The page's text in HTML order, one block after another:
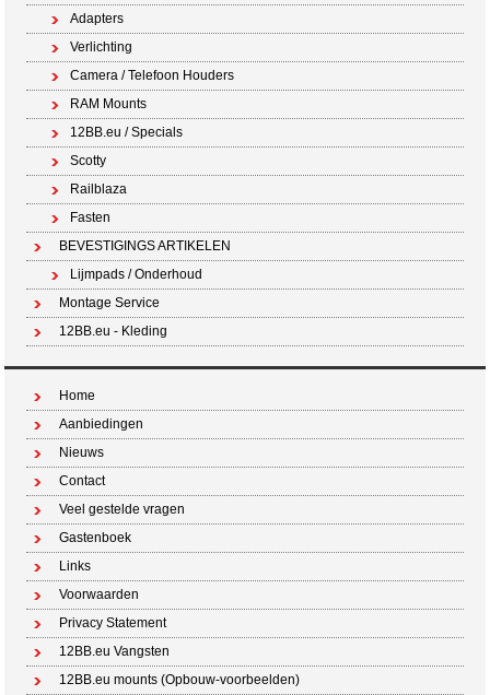
Adapters
Verlichting
Camera / Telefoon Houders
RAM Mounts
12BB.eu / Specials
Scotty
Railblaza
Fasten
BEVESTIGINGS ARTIKELEN
Lijmpads / Onderhoud
Montage Service
12BB.eu - Kleding
Home
Aanbiedingen
Nieuws
Contact
Veel gestelde vragen
Gastenboek
Links
Voorwaarden
Privacy Statement
12BB.eu Vangsten
12BB.eu mounts (Opbouw-voorbeelden)